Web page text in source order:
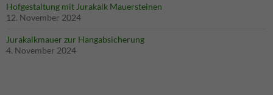
Hofgestaltung mit Jurakalk Mauersteinen
12. November 2024
Jurakalkmauer zur Hangabsicherung
4. November 2024
helfen der